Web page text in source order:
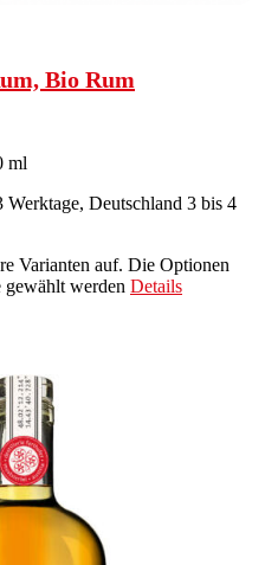
Bio Rum
ml
Deutschland 3 bis 4
Varianten auf. Die Optionen
gewählt werden Details